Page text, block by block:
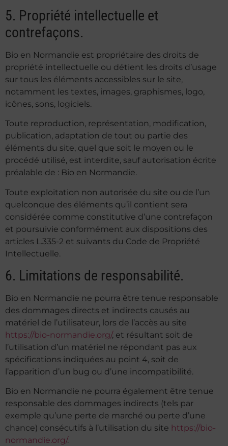
5. Propriété intellectuelle et
contrefaçons.
Bio en Normandie est propriétaire des droits de
propriété intellectuelle ou détient les droits d’usage
sur tous les éléments accessibles sur le site,
notamment les textes, images, graphismes, logo,
icônes, sons, logiciels.
Toute reproduction, représentation, modification,
publication, adaptation de tout ou partie des
éléments du site, quel que soit le moyen ou le
procédé utilisé, est interdite, sauf autorisation écrite
préalable de : Bio en Normandie.
Toute exploitation non autorisée du site ou de l’un
quelconque des éléments qu’il contient sera
considérée comme constitutive d’une contrefaçon
et poursuivie conformément aux dispositions des
articles L.335-2 et suivants du Code de Propriété
Intellectuelle.
6. Limitations de responsabilité.
Bio en Normandie ne pourra être tenue responsable
des dommages directs et indirects causés au
matériel de l’utilisateur, lors de l’accès au site
https://bio-normandie.org/, et résultant soit de
l’utilisation d’un matériel ne répondant pas aux
spécifications indiquées au point 4, soit de
l’apparition d’un bug ou d’une incompatibilité.
Bio en Normandie ne pourra également être tenue
responsable des dommages indirects (tels par
exemple qu’une perte de marché ou perte d’une
chance) consécutifs à l’utilisation du site https://bio-
normandie.org/.